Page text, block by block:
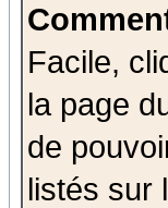
Facile,
la page
de
listés sur